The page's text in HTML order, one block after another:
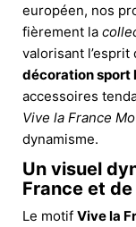
européen, nos
fièrement la
valorisant l’esprit
décoration sport
accessoires
Vive la France
dynamisme.
Un visuel
France et de
Le motif Vive la